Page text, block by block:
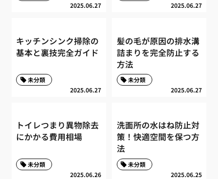
2025.06.27 2025.06.27
キッチンシンク掃除の
基本と裏技完全ガイド
2025.06.27
未分類
髪の毛が原因の排水溝
詰まりを完全防止する
方法
2025.06.27
未分類
トイレつまり異物除去
にかかる費用相場
2025.06.26
未分類
洗面所の水はね防止対
策！快適空間を保つ方
法
2025.06.25
未分類